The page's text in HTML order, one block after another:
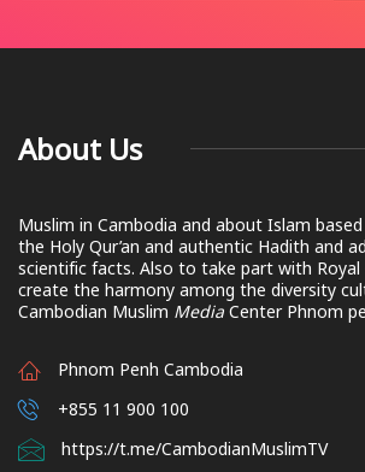
About Us
Muslim in Cambodia and about Islam
the Holy Qur’an and authentic Hadith and
scientific facts. Also to take part with
create the harmony among the diversity
Cambodian Muslim Media Center Phnom
Phnom Penh Cambodia
+855 11 900 100
https://t.me/CambodianMuslimTV